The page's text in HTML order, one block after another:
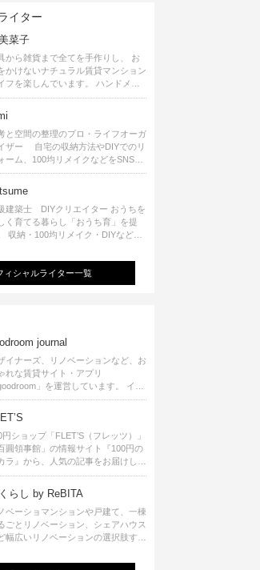
イター
菜子
から雑貨まで全てを手作りし、 お
かけないナチュラル賃貸マンション
フを楽しんでいます。 ハンドメイ
貨やインテリアに関する著書も出
。
と空間の整理のプロ・ライフオーガ
ザー 自宅の収納方法やDIYでのリ
ーム、100均リメイクなどをSNSで
中。 収納やリメイク、インテリア
提供、店舗プロデュース 2016年９
宝島社より【Rumiのおうち時間を
むインテリア】を出版しました。
建築士 DIYクリエイター おうちを
く育てる暮らし「おうち育」を提
収納・100均リメイク・DIYなどお
なつめさんちの新しい
なつかしいアンティークな部屋つく
誌掲載・TV出演・コラム執筆・
ィシャルライター一覧
journal
イナーズ、リノベーションなど、お
れな賃貸サイト・アプリ
」を運営しています。 イン
アや、ひとり暮らし、ふたり暮らし
イディアなど、賃貸でも自分らしい
しを楽しむためのヒントをお届けし
。
円ショップ「FLET’S（フレッツ）」
圓領事館」の情報サイト『100円の
ラ』から、人気の記事をお届けしま
らし by ReBITA
ベーショマンションや戸建て、一棟
ごとリノベーション、シェアハウス
幅広いリノベーションの選択肢すべ
シェアスペースなど、「住む」だけ